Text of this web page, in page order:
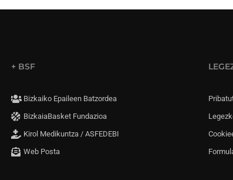
+ BSF
Bizkaiko Epaileen Batzordea
BizkaiaBasket Fundazioa
Kirol Medikuntza / ASFEDEBI
Web Posta